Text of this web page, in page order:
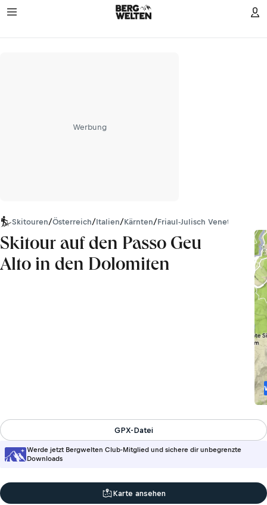
Werbung
Skitouren/Österreich/Italien/Kärnten/Friaul-Julisch Venetien
Skitour auf den Passo Geu
Alto in den Dolomiten
Werde jetzt Bergwelten Club-Mitglied und sichere dir unbegrenzte
Downloads
GPX-Datei
Karte ansehen